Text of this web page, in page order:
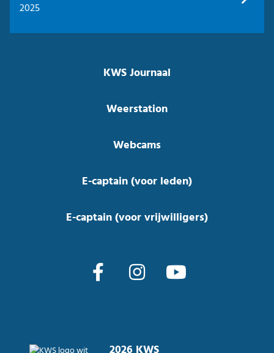
2025
KWS Journaal
Weerstation
Webcams
E-captain (voor leden)
E-captain (voor vrijwilligers)